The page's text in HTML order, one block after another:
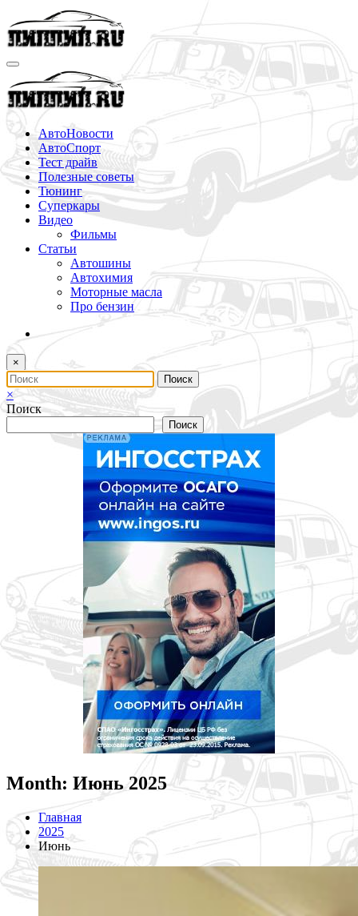
Перейти
к
содержимому
АвтоНовости
АвтоСпорт
Тест драйв
Полезные советы
Тюнинг
Суперкары
Видео
Фильмы
Статьи
Автошины
Автохимия
Моторные масла
Про бензин
×
×
Поиск
Поиск
Month: Июнь 2025
Главная
2025
Июнь